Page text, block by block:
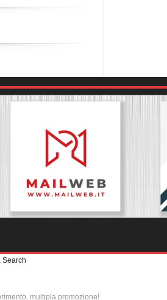
Search
multipla promozione!